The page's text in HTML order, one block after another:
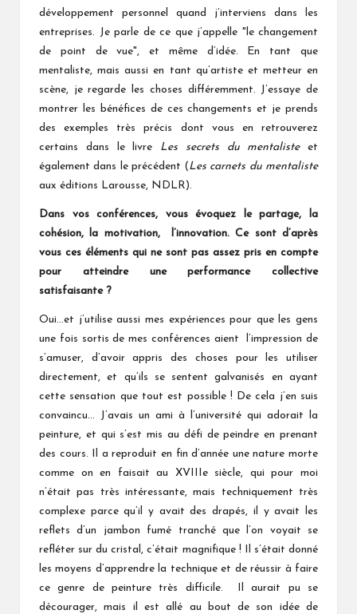
développement personnel quand j’interviens dans les
entreprises. Je parle de ce que j’appelle "le changement
de point de vue", et même d’idée. En tant que
mentaliste, mais aussi en tant qu’artiste et metteur en
scène, je regarde les choses différemment. J’essaye de
montrer les bénéfices de ces changements et je prends
des exemples très précis dont vous en retrouverez
certains dans le livre Les secrets du mentalisteet
également dans le précédent (Les carnets du mentaliste
aux éditions Larousse, NDLR).
Dans vos conférences, vous évoquez le partage, la
cohésion, la motivation, l’innovation. Ce sont d’après
vous ces éléments qui ne sont pas assez pris en compte
pour atteindre une performance collective
satisfaisante ?
Oui…et j’utilise aussi mes expériences pour que les gens
une fois sortis de mes conférences aient l’impression de
s’amuser, d’avoir appris des choses pour les utiliser
directement, et qu’ils se sentent galvanisés en ayant
cette sensation que tout est possible ! De cela j’en suis
convaincu… J’avais un ami à l’université qui adorait la
peinture, et qui s’est mis au défi de peindre en prenant
des cours. Il a reproduit en fin d’année une nature morte
comme on en faisait au XVIIIe siècle, qui pour moi
n’était pas très intéressante, mais techniquement très
complexe parce qu’il y avait des drapés, il y avait les
reflets d’un jambon fumé tranché que l’on voyait se
refléter sur du cristal, c’était magnifique ! Il s’était donné
les moyens d’apprendre la technique et de réussir à faire
ce genre de peinture très difficile. Il aurait pu se
décourager, mais il est allé au bout de son idée de